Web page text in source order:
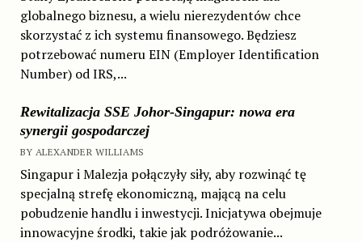
globalnego biznesu, a wielu nierezydentów chce
skorzystać z ich systemu finansowego. Będziesz
potrzebować numeru EIN (Employer Identification
Number) od IRS,...
Rewitalizacja SSE Johor-Singapur: nowa era
synergii gospodarczej
BY ALEXANDER WILLIAMS
Singapur i Malezja połączyły siły, aby rozwinąć tę
specjalną strefę ekonomiczną, mającą na celu
pobudzenie handlu i inwestycji. Inicjatywa obejmuje
innowacyjne środki, takie jak podróżowanie...